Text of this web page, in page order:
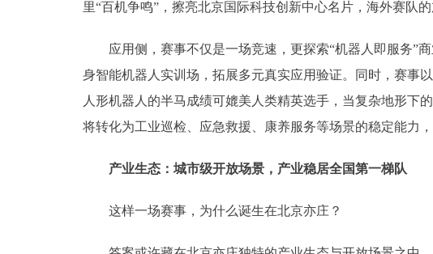
里“百机争鸣”，擦亮北京国际科技创新中心名片，海外赛队
应用侧，赛事不仅是一场竞速，更探索“机器人即服务”商
身智能机器人实训场，拓展多元真实应用验证。同时，赛事
人形机器人的半马成绩可媲美人类精英选手，当复杂地形
将转化为工业巡检、应急救援、康养服务等场景的稳定能力，
产业生态：城市级开放场景，产业稳居全国第一梯队
这样一场赛事，为什么诞生在北京亦庄？